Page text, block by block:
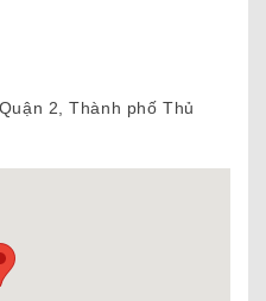
2, Thành phố Thủ